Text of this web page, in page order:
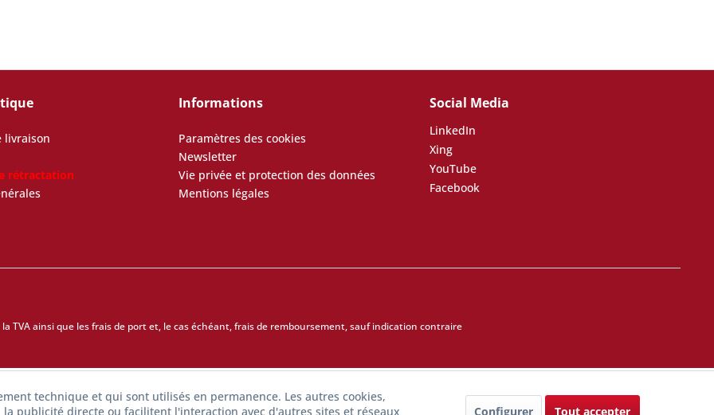
livraison
rétractation
Informations
Paramètres des cookies
Newsletter
Vie privée et protection des données
Mentions légales
Social Media
LinkedIn
Xing
YouTube
Facebook
TVA ainsi que lesfrais de portet, le cas échéant, frais de remboursement, sauf indication contraire
technique et qui sont utilisés en permanence. Les autres cookies,
publicité directe ou facilitent l'interaction avec d'autres sites et réseaux
Configurer Tout accepter